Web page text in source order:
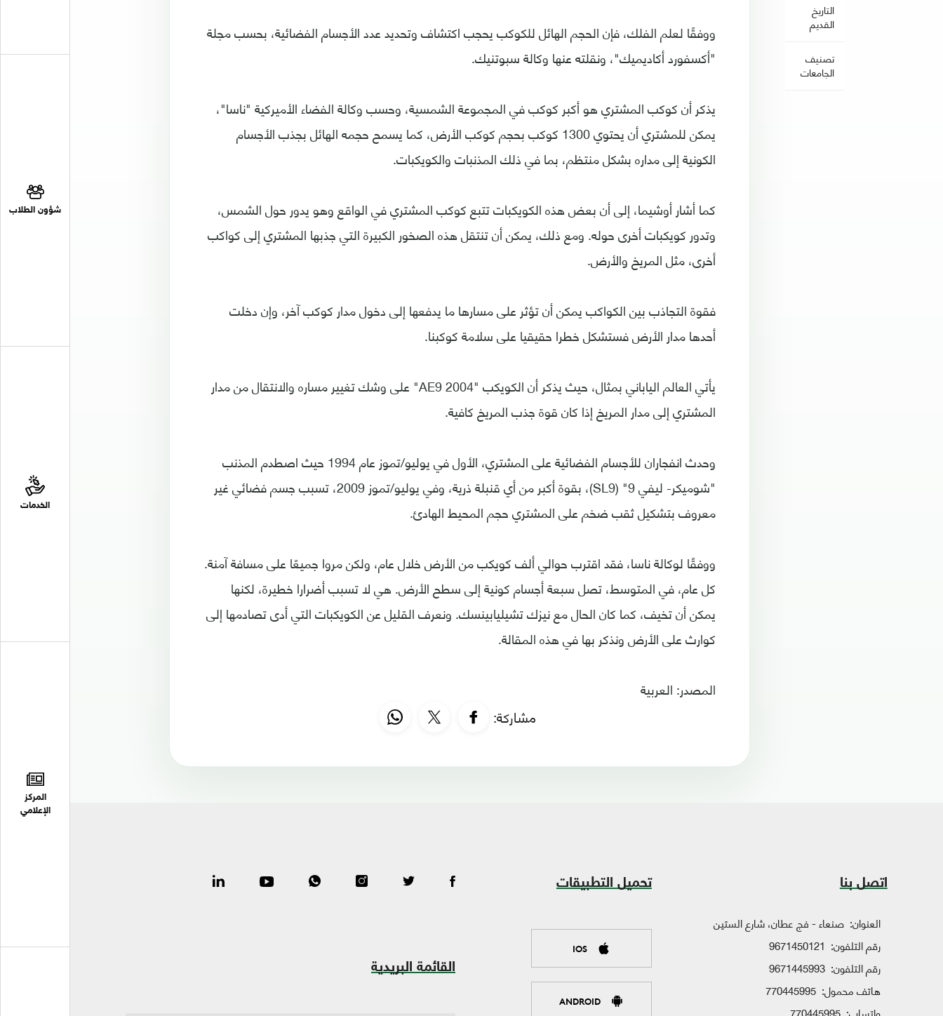
شؤون الطلاب
الخدمات
المركز
الإعلامي
التاريخ
القديم
تصنيف
الجامعات
ووفقًا لعلم الفلك، فإن الحجم الهائل للكوكب يحجب اكتشاف وتحديد عدد الأجسام الفضائية، بحسب مجلة
"أكسفورد أكاديميك"، ونقلته عنها وكالة سبوتنيك.
يذكر أن كوكب المشتري هو أكبر كوكب في المجموعة الشمسية، وحسب وكالة الفضاء الأميركية "ناسا"،
يمكن للمشتري أن يحتوي 1300 كوكب بحجم كوكب الأرض، كما يسمح حجمه الهائل بجذب الأجسام
الكونية إلى مداره بشكل منتظم، بما في ذلك المذنبات والكويكبات.
كما أشار أوشيما، إلى أن بعض هذه الكويكبات تتبع كوكب المشتري في الواقع وهو يدور حول الشمس،
وتدور كويكبات أخرى حوله. ومع ذلك، يمكن أن تنتقل هذه الصخور الكبيرة التي جذبها المشتري إلى كواكب
أخرى، مثل المريخ والأرض.
فقوة التجاذب بين الكواكب يمكن أن تؤثر على مسارها ما يدفعها إلى دخول مدار كوكب آخر، وإن دخلت
أحدها مدار الأرض فستشكل خطرا حقيقيا على سلامة كوكبنا.
يأتي العالم الياباني بمثال، حيث يذكر أن الكويكب "2004 AE9" على وشك تغيير مساره والانتقال من مدار
المشتري إلى مدار المريخ إذا كان قوة جذب المريخ كافية.
وحدث انفجاران للأجسام الفضائية على المشتري، الأول في يوليو/تموز عام 1994 حيث اصطدم المذنب
"شوميكر- ليفي 9" (SL9)، بقوة أكبر من أي قنبلة ذرية، وفي يوليو/تموز 2009، تسبب جسم فضائي غير
معروف بتشكيل ثقب ضخم على المشتري حجم المحيط الهادئ.
ووفقًا لوكالة ناسا، فقد اقترب حوالي ألف كويكب من الأرض خلال عام، ولكن مروا جميعًا على مسافة آمنة.
كل عام، في المتوسط، تصل سبعة أجسام كونية إلى سطح الأرض. هي لا تسبب أضرارا خطيرة، لكنها
يمكن أن تخيف، كما كان الحال مع نيزك تشيليابينسك. ونعرف القليل عن الكويكبات التي أدى تصادمها إلى
كوارث على الأرض ونذكر بها في هذه المقالة.
المصدر: العربية
مشاركة:
اتصل بنا
العنوان: صنعاء - فج عطان، شارع الستين
رقم التلفون: 9671450121
رقم التلفون: 9671445993
هاتف محمول: 770445995
تحميل التطبيقات
IOS
ANDROID
القائمة البريدية